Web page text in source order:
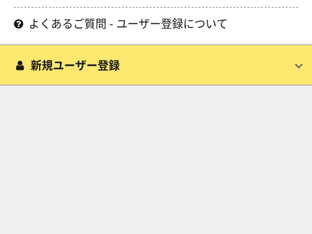
よくあるご質問 - ユーザー登録について
新規ユーザー登録